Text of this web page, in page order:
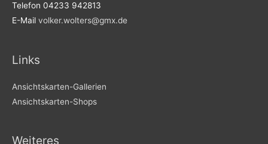
Telefon 04233 942813
E-Mail volker.wolters@gmx.de
Links
Ansichtskarten-Gallerien
Ansichtskarten-Shops
Weiteres